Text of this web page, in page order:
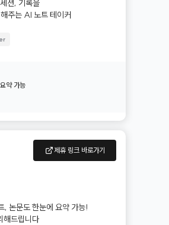
션, 기록을
주는 AI 노트 테이커
약 가능
제휴 링크 바로가기
, 논문도 한눈에 요약 가능!
해드립니다